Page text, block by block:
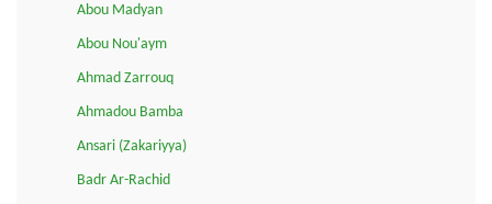
Abou Madyan
Abou Nou'aym
Ahmad Zarrouq
Ahmadou Bamba
Ansari (Zakariyya)
Badr Ar-Rachid